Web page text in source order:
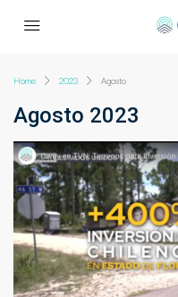
Home 2023 Agosto
Agosto 2023